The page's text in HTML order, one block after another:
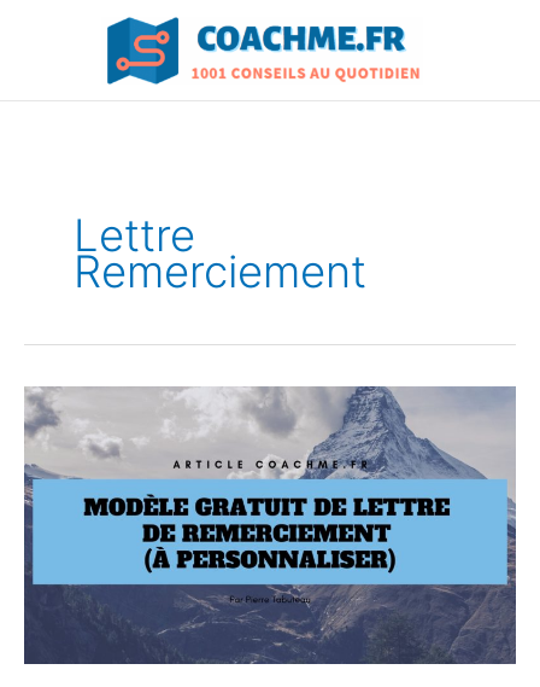
Lettre
Remerciement